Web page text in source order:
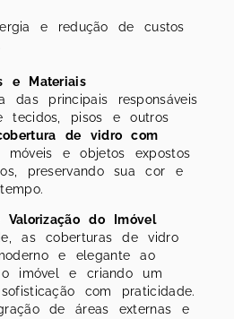
e redução de custos
e Materiais
principais responsáveis
tecidos, pisos e outros
de vidro com
e objetos expostos
preservando sua cor e
do Imóvel
as coberturas de vidro
e elegante ao
o imóvel e criando um
com praticidade.
de áreas externas e